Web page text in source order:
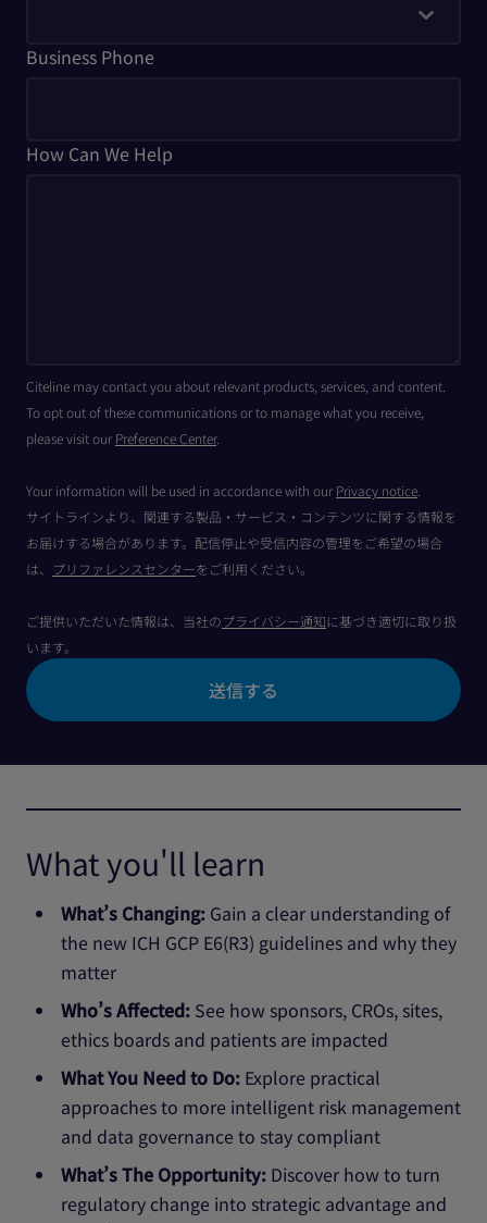
Business Phone
How Can We Help
Citeline may contact you about relevant products, services, and content.
To opt out of these communications or to manage what you receive,
please visit our Preference Center.
Your information will be used in accordance with our Privacy notice
サイトラインより、関連する製品・サービス・コンテンツに関する情報を
お届けする場合があります。配信停止や受信内容の管理をご希望の場合
は、
プリファレンスセンターをご利用ください。
ご提供いただいた情報は、当社のプライバシー通知に基づき適切に取り扱
います。
What you'll learn
What’s Changing: Gain a clear understanding of
the new ICH GCP E6(R3) guidelines and why they
matter
Who’s Affected: See how sponsors, CROs, sites,
ethics boards and patients are impacted
What You Need to Do: Explore practical
approaches to more intelligent risk management
and data governance to stay compliant
What’s The Opportunity: Discover how to turn
regulatory change into strategic advantage and